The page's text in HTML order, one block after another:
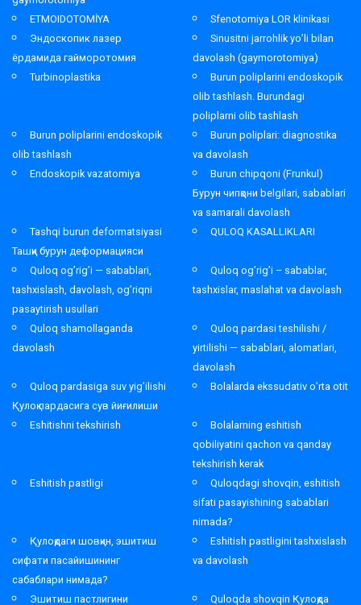
ETMOIDOTOMİYA
Sfenotomiya LOR klinikasi
Эндоскопик лазер
ёрдамида гайморотомия
Sinusitni jarrohlik yo’li bilan
davolash (gaymorotomiya)
Turbinoplastika
Burun poliplarini endoskopik
olib tashlash. Burundagi
poliplarni olib tashlash
Burun poliplarini endoskopik
olib tashlash
Burun poliplari: diagnostika
va davolash
Endoskopik vazatomiya
Burun chipqoni (Frunkul)
Бурун чипқони belgilari, sabablari
va samarali davolash
Tashqi burun deformatsiyasi
Ташқи бурун деформацияси
QULOQ KASALLIKLARI
Quloq og’rig’i — sabablari,
tashxislash, davolash, og’riqni
pasaytirish usullari
Quloq og’rig’i – sabablar,
tashxislar, maslahat va davolash
Quloq shamollaganda
davolash
Quloq pardasi teshilishi /
yirtilishi — sabablari, alomatlari,
davolash
Quloq pardasiga suv yig’ilishi
Қулоқ пардасига сув йиғилиши
Bolalarda ekssudativ o’rta otit
Eshitishni tekshirish
Bolalarning eshitish
qobiliyatini qachon va qanday
tekshirish kerak
Eshitish pastligi
Quloqdagi shovqin, eshitish
sifati pasayishining sabablari
nimada?
Қулоқдаги шовқин, эшитиш
сифати пасайишининг
сабаблари нимада?
Eshitish pastligini tashxislash
va davolash
Эшитиш пастлигини
Quloqda shovqin Қулоқда